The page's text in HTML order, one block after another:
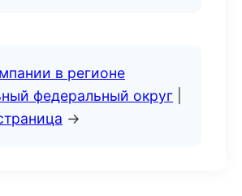
в регионе
федеральный округ
→